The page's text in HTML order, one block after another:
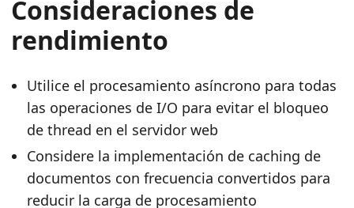
Consideraciones de
rendimiento
Utilice el procesamiento asíncrono para todas
las operaciones de I/O para evitar el bloqueo
de thread en el servidor web
Considere la implementación de caching de
documentos con frecuencia convertidos para
reducir la carga de procesamiento